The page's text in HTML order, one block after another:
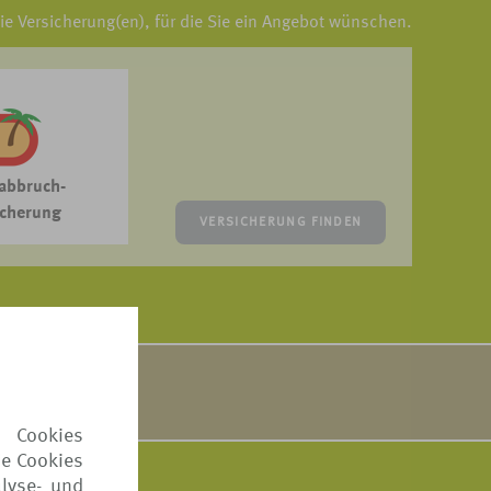
Cookies
und
Versicherung(en), für die Sie ein Angebot wünschen.
VERSICHERUNG FINDEN
hier .